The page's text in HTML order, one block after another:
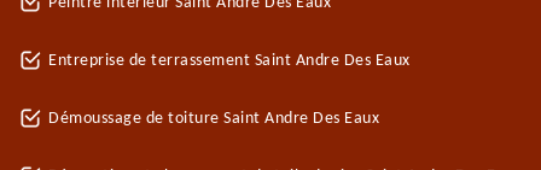
Entreprise de terrassement Saint Andre Des Eaux
Démoussage de toiture Saint Andre Des Eaux